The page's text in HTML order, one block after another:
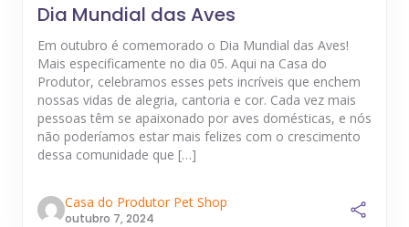
Dia Mundial das Aves
Em outubro é comemorado o Dia Mundial das Aves!
Mais especificamente no dia 05. Aqui na Casa do
Produtor, celebramos esses pets incríveis que enchem
nossas vidas de alegria, cantoria e cor. Cada vez mais
pessoas têm se apaixonado por aves domésticas, e nós
não poderíamos estar mais felizes com o crescimento
dessa comunidade que […]
Casa do Produtor Pet Shop
outubro 7, 2024